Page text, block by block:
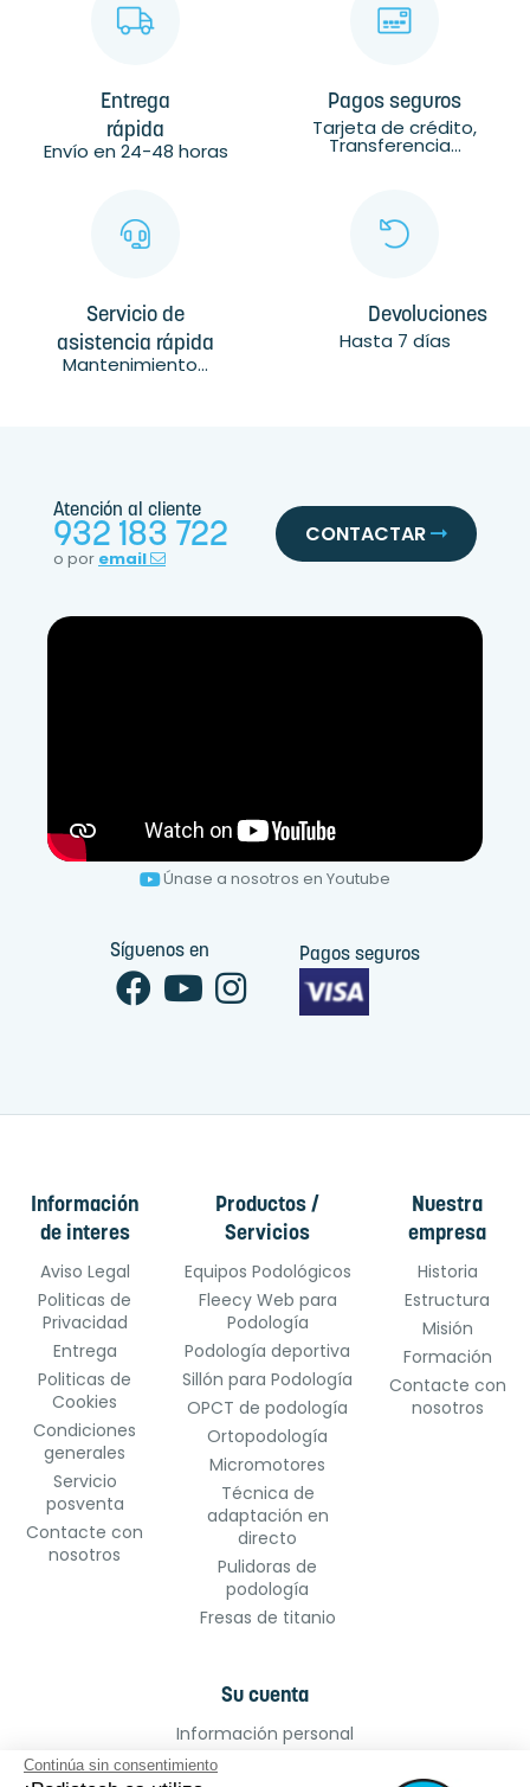
Entrega
rápida
Envío en 24-48 horas
Pagos seguros
Tarjeta de crédito,
Transferencia...
Servicio de
asistencia rápida
Mantenimiento...
Devoluciones
Hasta 7 días
Atención al cliente
932 183 722
o por email
CONTACTAR
Únase a nosotros en Youtube
Síguenos en Pagos seguros
Información
de interes
Aviso Legal
Politicas de
Privacidad
Entrega
Politicas de
Cookies
Condiciones
generales
Servicio
posventa
Contacte con
nosotros
Productos /
Servicios
Equipos Podológicos
Fleecy Web para
Podología
Podología deportiva
Sillón para Podología
OPCT de podología
Ortopodología
Micromotores
Técnica de
adaptación en
directo
Pulidoras de
podología
Fresas de titanio
Nuestra
empresa
Historia
Estructura
Misión
Formación
Contacte con
nosotros
Su cuenta
Información personal
Continúa sin consentimiento